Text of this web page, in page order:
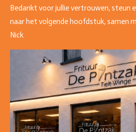
Bedankt voor jullie vertrouwen, steun
naar het volgende hoofdstuk, samen
Nick